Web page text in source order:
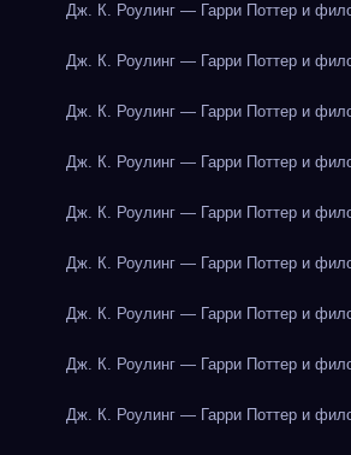
Дж. К. Роулинг — Гарри Поттер и
Дж. К. Роулинг — Гарри Поттер и
Дж. К. Роулинг — Гарри Поттер и
Дж. К. Роулинг — Гарри Поттер и
Дж. К. Роулинг — Гарри Поттер и
Дж. К. Роулинг — Гарри Поттер и
Дж. К. Роулинг — Гарри Поттер и
Дж. К. Роулинг — Гарри Поттер и
Дж. К. Роулинг — Гарри Поттер и